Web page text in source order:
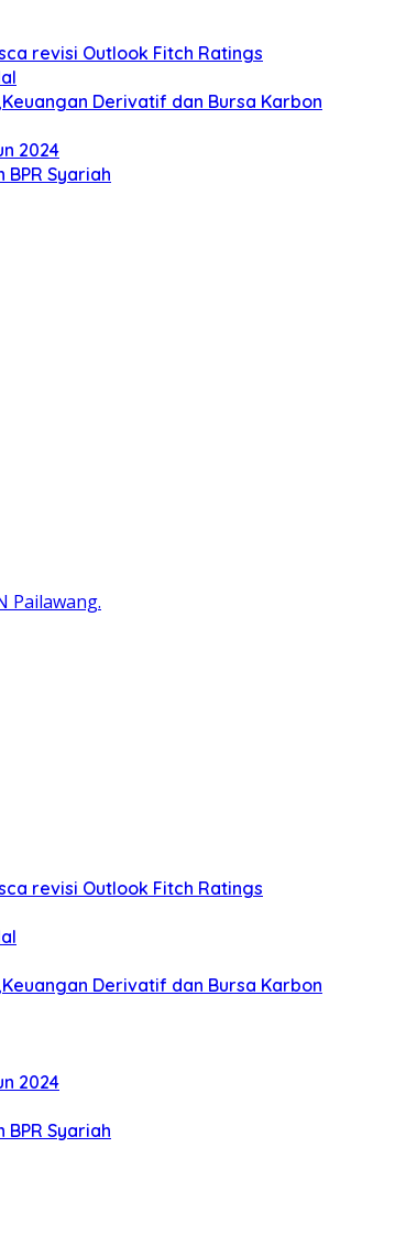
revisi Outlook Fitch Ratings
Derivatif dan Bursa Karbon
2024
BPR Syariah
Pailawang.
revisi Outlook Fitch Ratings
Derivatif dan Bursa Karbon
2024
BPR Syariah